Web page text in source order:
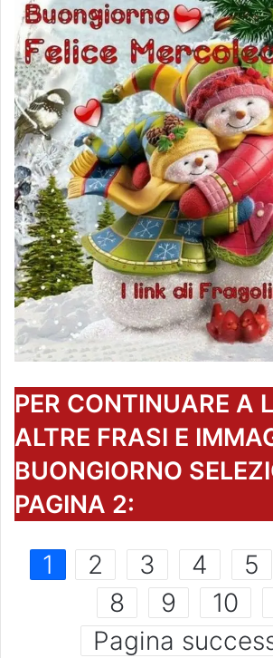
PER CONTINUARE A
ALTRE FRASI E
BUONGIORNO
PAGINA 2:
1 2 3 4 5
8
9 10
Pagina